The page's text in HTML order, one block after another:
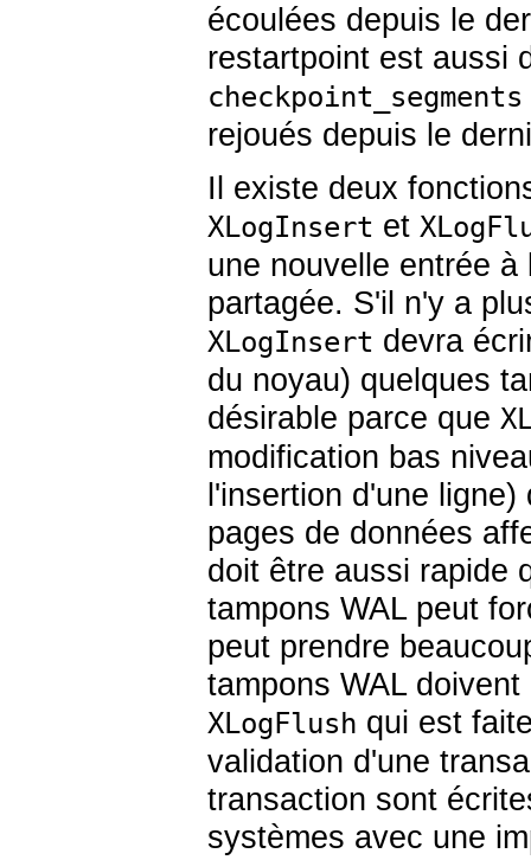
écoulées depuis le
restartpoint est aussi
checkpoint_segments
rejoués depuis le
Il existe deux
XLogInsert et
une nouvelle entrée
partagée. S'il n'y a
XLogInsert devra
du noyau) quelques
désirable parce que
modification bas
l'insertion d'une
pages de données
doit être aussi rapide
tampons WALpeut
peut prendre
tampons WALdoivent
XLogFlush qui est
validation d'une
transaction sont
systèmes avec une